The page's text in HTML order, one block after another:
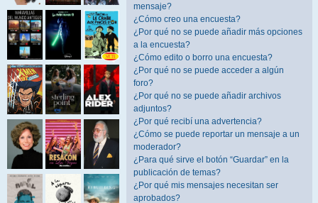
mensaje?
¿Cómo creo una encuesta?
¿Por qué no se puede añadir más opciones
a la encuesta?
¿Cómo edito o borro una encuesta?
¿Por qué no se puede acceder a algún
foro?
¿Por qué no se puede añadir archivos
adjuntos?
¿Por qué recibí una advertencia?
¿Cómo se puede reportar un mensaje a un
moderador?
¿Para qué sirve el botón “Guardar” en la
publicación de temas?
¿Por qué mis mensajes necesitan ser
aprobados?